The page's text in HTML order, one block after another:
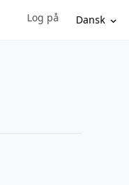
Sign in to your account
Log på Dansk